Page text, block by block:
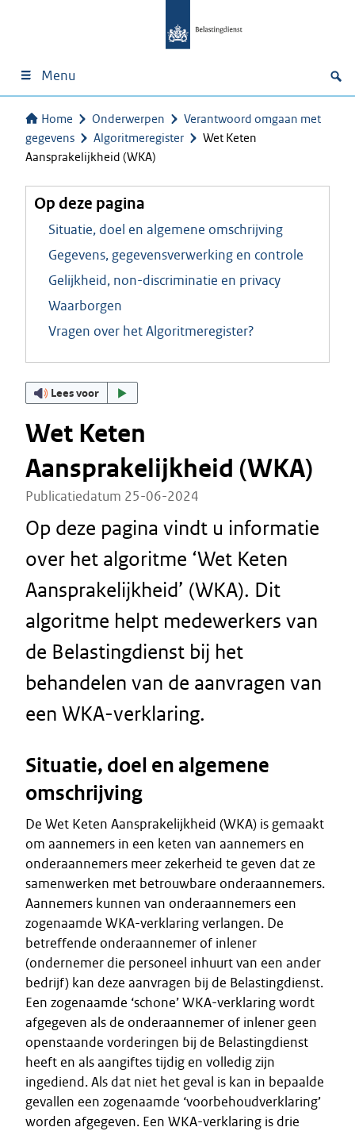
Menu
Home Onderwerpen
Verantwoord omgaan met
gegevens
Algoritmeregister
Wet Keten
Aansprakelijkheid (WKA)
Op deze pagina
Situatie, doel en algemene omschrijving
Gegevens, gegevensverwerking en controle
Gelijkheid, non-discriminatie en privacy
Waarborgen
Vragen over het Algoritmeregister?
Lees voor
Wet Keten
Aansprakelijkheid (WKA)
Publicatiedatum 25-06-2024
Op deze pagina vindt u informatie
over het algoritme ‘Wet Keten
Aansprakelijkheid’ (WKA). Dit
algoritme helpt medewerkers van
de Belastingdienst bij het
behandelen van de aanvragen van
een WKA-verklaring.
Situatie, doel en algemene
omschrijving
De Wet Keten Aansprakelijkheid (WKA) is gemaakt
om aannemers in een keten van aannemers en
onderaannemers meer zekerheid te geven dat ze
samenwerken met betrouwbare onderaannemers.
Aannemers kunnen van onderaannemers een
zogenaamde WKA-verklaring verlangen. De
betreffende onderaannemer of inlener
(ondernemer die personeel inhuurt van een ander
bedrijf) kan deze aanvragen bij de Belastingdienst.
Een zogenaamde ‘schone’ WKA-verklaring wordt
afgegeven als de onderaannemer of inlener geen
openstaande vorderingen bij de Belastingdienst
heeft en als aangiftes tijdig en volledig zijn
ingediend. Als dat niet het geval is kan in bepaalde
gevallen een zogenaamde ‘voorbehoudverklaring’
worden afgegeven. Een WKA-verklaring is drie